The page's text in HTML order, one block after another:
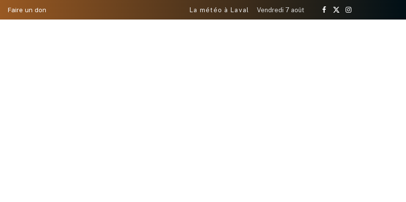
Faire un don La météo à Laval Vendredi 7 août
Facebook
X
Instagram